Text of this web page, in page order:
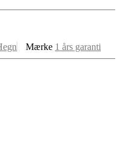
Mærke 1 års garanti